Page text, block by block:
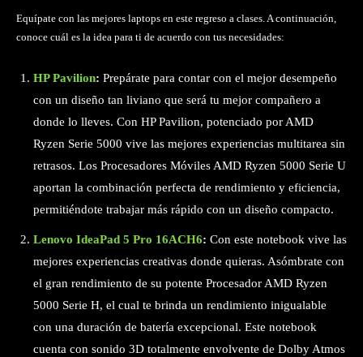
Equípate con las mejores laptops en este regreso a clases. A continuación,
conoce cuál es la idea para ti de acuerdo con tus necesidades:
HP Pavilion: Prepárate para contar con el mejor desempeño
con un diseño tan liviano que será tu mejor compañero a
donde lo lleves. Con HP Pavilion, potenciado por AMD
Ryzen Serie 5000 vive las mejores experiencias multitarea sin
retrasos. Los Procesadores Móviles AMD Ryzen 5000 Serie U
aportan la combinación perfecta de rendimiento y eficiencia,
permitiéndote trabajar más rápido con un diseño compacto.
Lenovo IdeaPad 5 Pro 16ACH6: Con este notebook vive las
mejores experiencias creativas donde quieras. Asómbrate con
el gran rendimiento de su potente Procesador AMD Ryzen
5000 Serie H, el cual te brinda un rendimiento inigualable
con una duración de batería excepcional. Este notebook
cuenta con sonido 3D totalmente envolvente de Dolby Atmos